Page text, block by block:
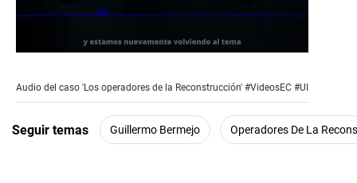
of
37
seconds
Audio del caso 'Los operadores de la Reconstrucción' #VideosEC #UI
Seguir temas Guillermo Bermejo Operadores De La